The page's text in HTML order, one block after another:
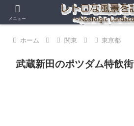
ホーム 関東 東京都
武蔵新田のポツダム特飲街
メニュー